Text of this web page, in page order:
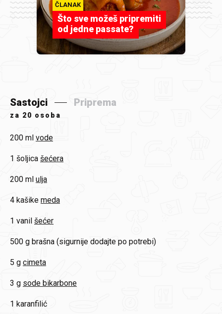
ČLANAK
Što sve možeš pripremiti
od jedne passate?
Sastojci Priprema
za 20 osoba
200 ml vode
1 šoljica šećera
200 ml ulja
4 kašike meda
1 vanil šećer
500 g brašna (sigurnije dodajte po potrebi)
5 g cimeta
3 g sode bikarbone
1 karanfilić